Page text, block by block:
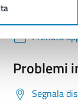
Prenota
Problemi
Segnala